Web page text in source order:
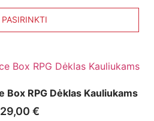
PASIRINKTI
Box RPG Dėklas Kauliukams
29,00 €